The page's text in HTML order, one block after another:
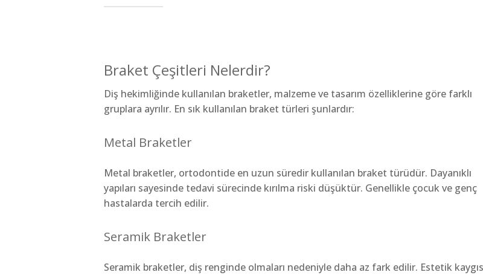
Braket Çeşitleri Nelerdir?
Diş hekimliğinde kullanılan braketler, malzeme ve tasarım özelliklerine göre farklı
gruplara ayrılır. En sık kullanılan braket türleri şunlardır:
Metal Braketler
Metal braketler, ortodontide en uzun süredir kullanılan braket türüdür. Dayanıklı
yapıları sayesinde tedavi sürecinde kırılma riski düşüktür. Genellikle çocuk ve genç
hastalarda tercih edilir.
Seramik Braketler
Seramik braketler, diş renginde olmaları nedeniyle daha az fark edilir. Estetik